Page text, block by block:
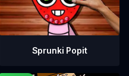
Sprunki Popit